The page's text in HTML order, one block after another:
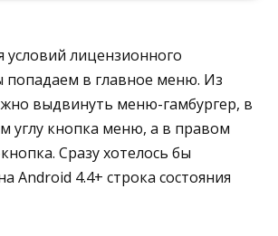
условий лицензионного
попадаем в главное меню. Из
выдвинуть меню-гамбургер, в
углу кнопка меню, а в правом
Сразу хотелось бы
Android 4.4+ строка состояния